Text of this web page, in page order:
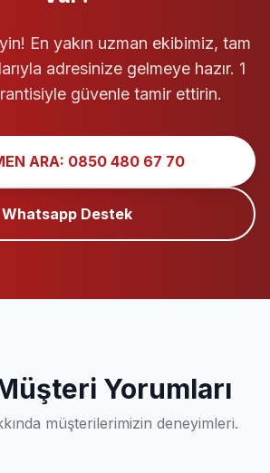
En yakın uzman ekibimiz, tam
adresinize gelmeye hazır. 1
güvenle tamir ettirin.
ARA: 0850 480 67 70
Whatsapp Destek
Yorumları
müşterilerimizin deneyimleri.